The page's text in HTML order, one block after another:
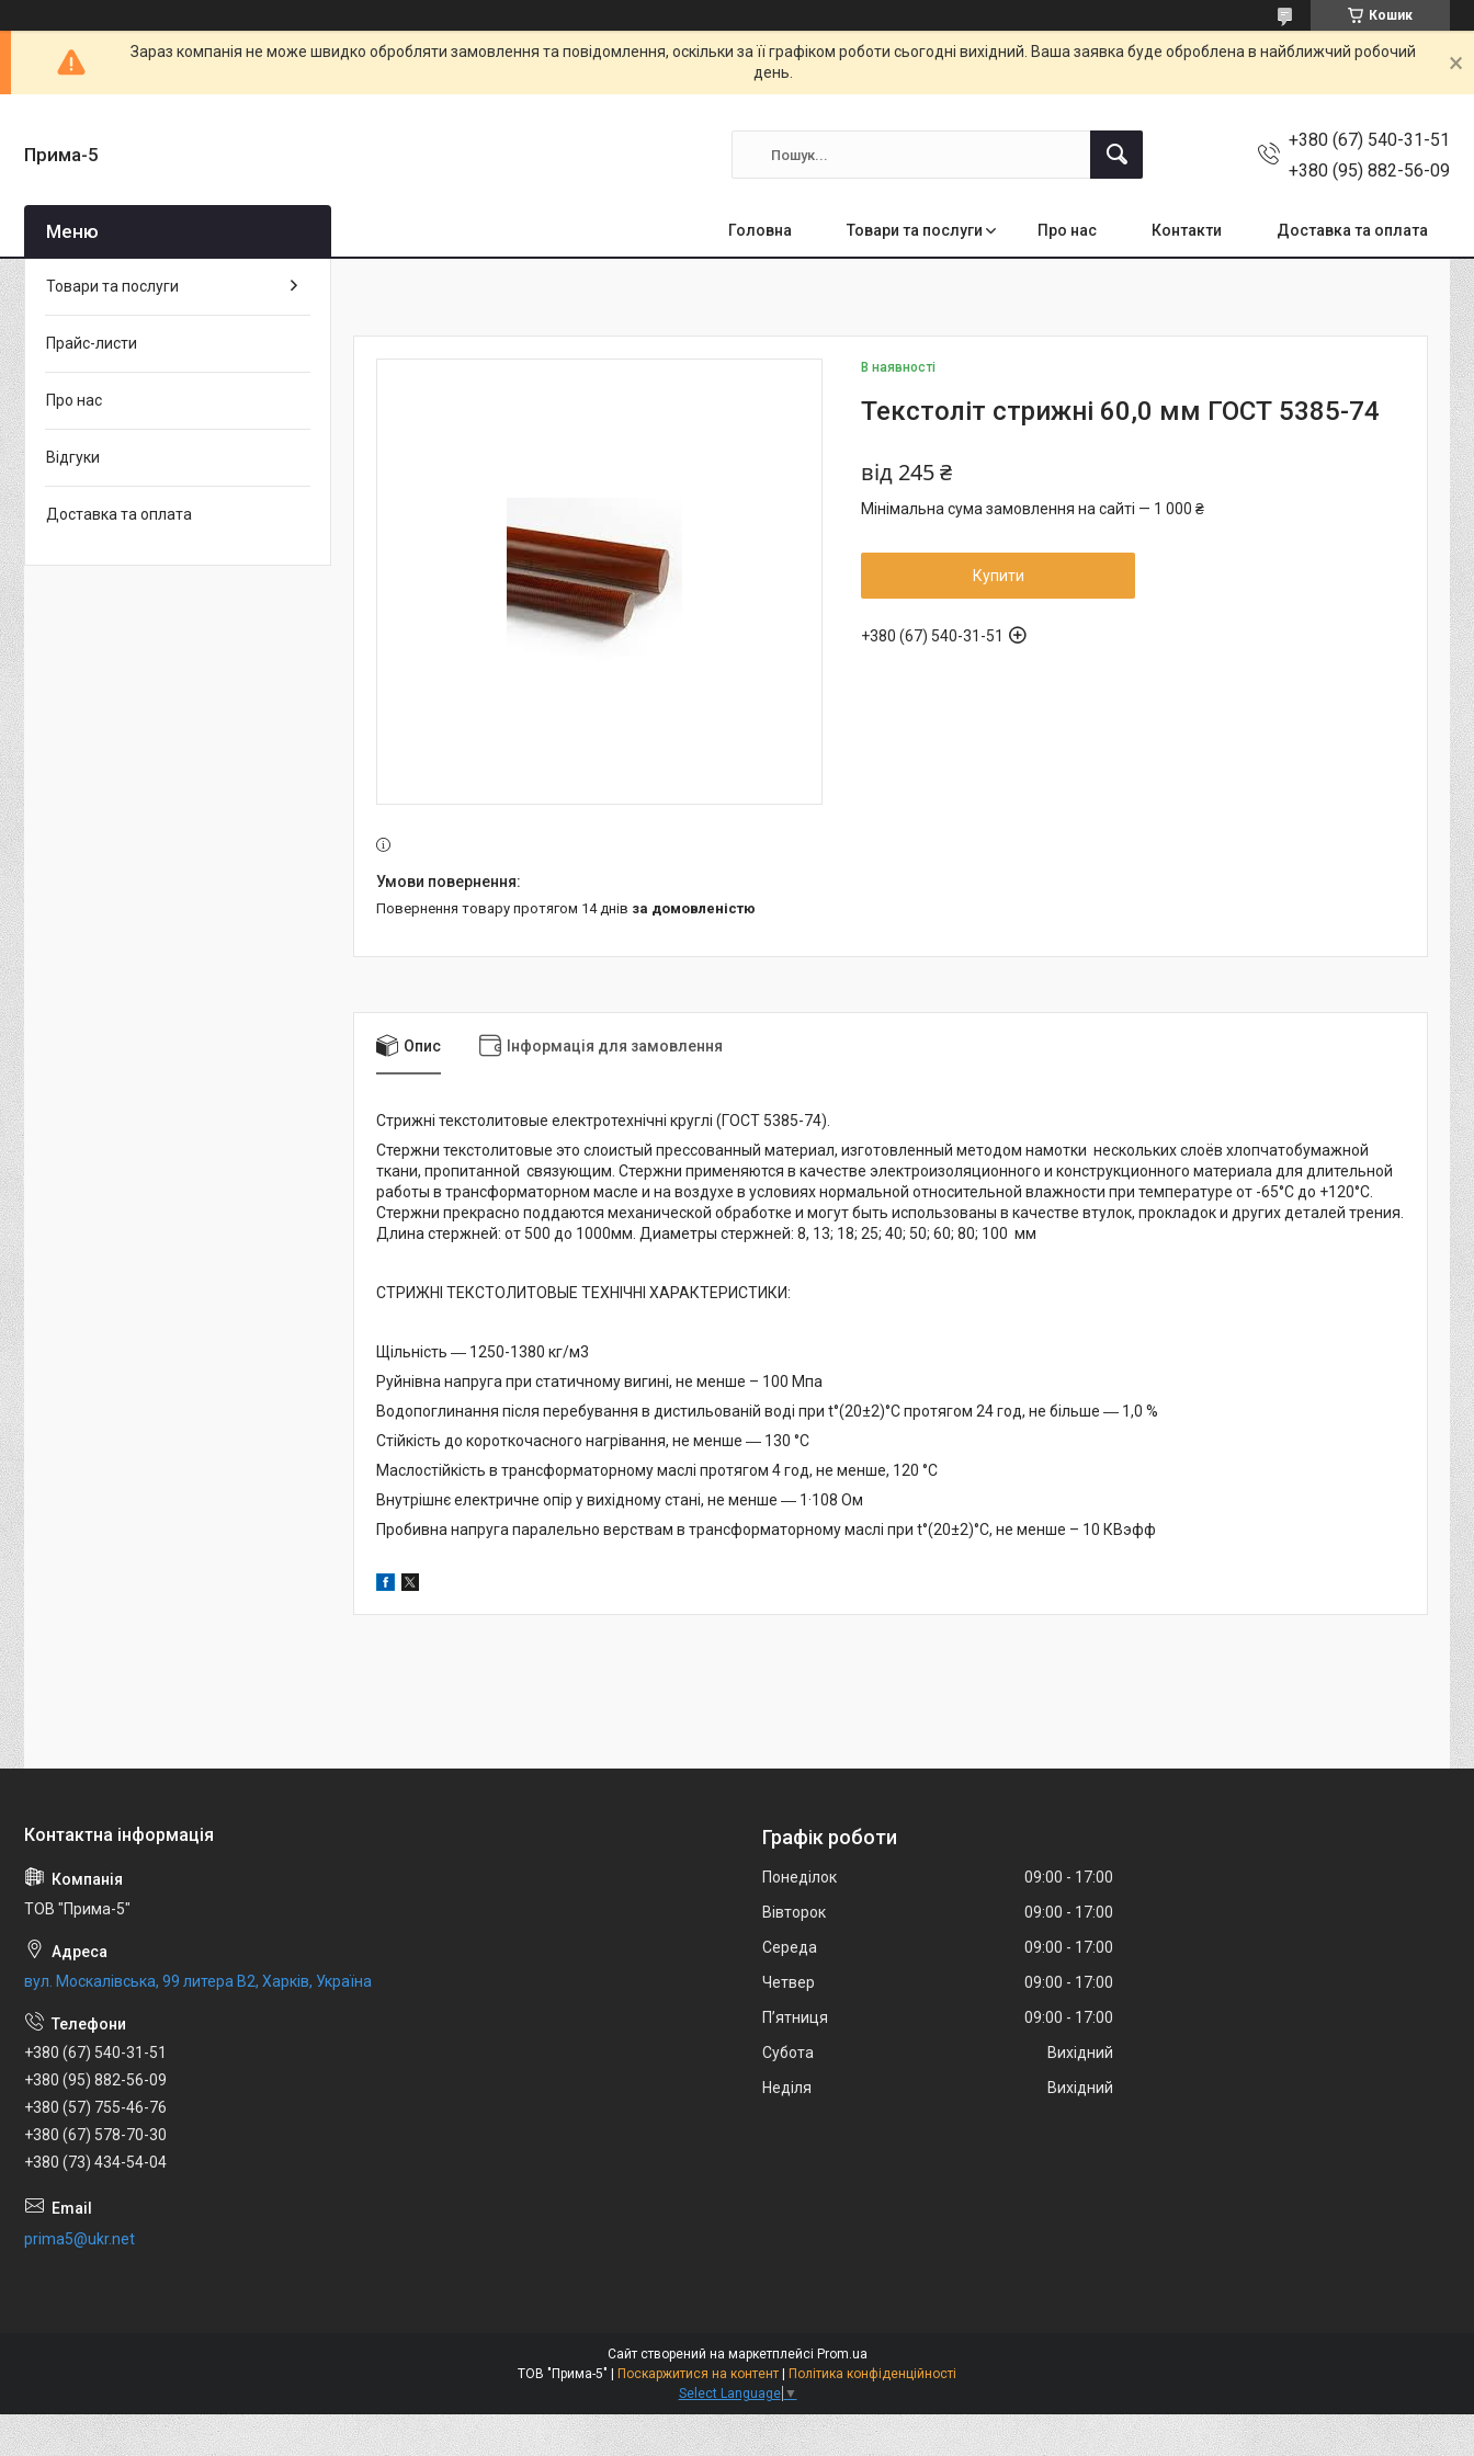
Кошик
Зараз компанія не може швидко обробляти замовлення та повідомлення, оскільки за її графіком роботи сьогодні вихідний. Ваша заявка буде оброблена в найближчий робочий
день.
Прима-5
+380 (67) 540-31-51
+380 (95) 882-56-09
Головна Товари та послуги Про нас Контакти Доставка та оплата
В наявності
Текстоліт стрижні 60,0 мм ГОСТ 5385-74
від 245 ₴
Мінімальна сума замовлення на сайті — 1 000 ₴
Купити
+380 (67) 540-31-51
повернення товару протягом 14 днів за домовленістю
Опис Інформація для замовлення
Стрижні текстолитовые електротехнічні круглі (ГОСТ 5385-74).
Стержни текстолитовые это слоистый прессованный материал, изготовленный методом намотки нескольких слоёв хлопчатобумажной
ткани, пропитанной связующим. Стержни применяются в качестве электроизоляционного и конструкционного материала для длительной
работы в трансформаторном масле и на воздухе в условиях нормальной относительной влажности при температуре от -65°С до +120°С.
Стержни прекрасно поддаются механической обработке и могут быть использованы в качестве втулок, прокладок и других деталей трения.
Длина стержней: от 500 до 1000мм. Диаметры стержней: 8, 13; 18; 25; 40; 50; 60; 80; 100 мм
СТРИЖНІ ТЕКСТОЛИТОВЫЕ ТЕХНІЧНІ ХАРАКТЕРИСТИКИ:
Щільність ― 1250-1380 кг/м3
Руйнівна напруга при статичному вигині, не менше – 100 Мпа
Водопоглинання після перебування в дистильованій воді при t°(20±2)°С протягом 24 год, не більше ― 1,0 %
Стійкість до короткочасного нагрівання, не менше ― 130 °С
Маслостійкість в трансформаторному маслі протягом 4 год, не менше, 120 °С
Внутрішнє електричне опір у вихідному стані, не менше ― 1·108 Ом
Пробивна напруга паралельно верствам в трансформаторному маслі при t°(20±2)°С, не менше – 10 КВэфф
Товари та послуги
Прайс-листи
Про нас
Відгуки
Доставка та оплата
ТОВ "Прима-5"
вул. Москалівська, 99 литера В2, Харків, Україна
+380 (67) 540-31-51
+380 (95) 882-56-09
+380 (57) 755-46-76
+380 (67) 578-70-30
+380 (73) 434-54-04
prima5@ukr.net
Графік роботи
Понеділок 09:00
17:00
Вівторок
09:00
17:00
Середа
09:00
17:00
Четвер
09:00
17:00
Пʼятниця
09:00
17:00
Субота
Вихідний
Неділя
Вихідний
Сайт створений на маркетплейсі Prom.ua
ТОВ "Прима-5" | Поскаржитися на контент | Політика конфіденційності
Select Language ▼